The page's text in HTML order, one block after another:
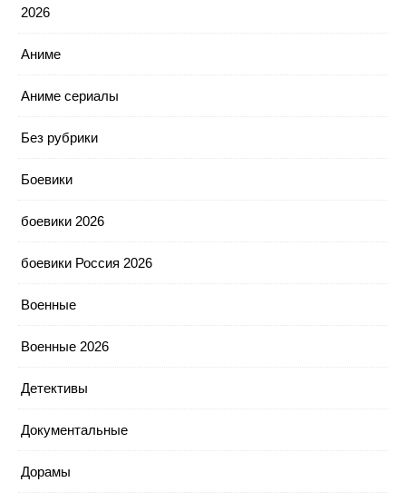
2026
Аниме
Аниме сериалы
Без рубрики
Боевики
боевики 2026
боевики Россия 2026
Военные
Военные 2026
Детективы
Документальные
Дорамы